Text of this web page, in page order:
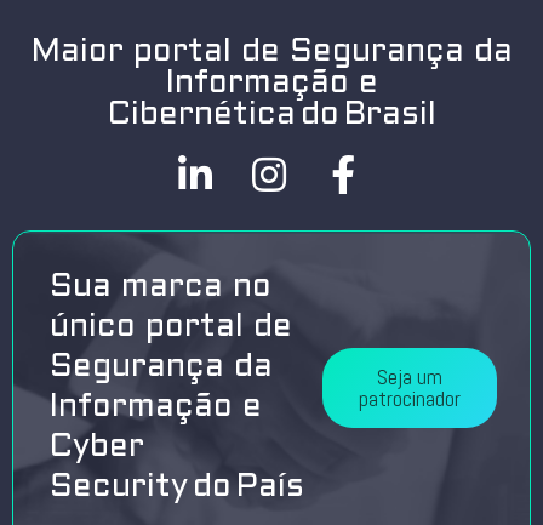
Maior portal de Segurança da
Informação e
Cibernética do Brasil
Sua marca no
único portal de
Segurança da
Informação e
Cyber
Security do País
Seja um
patrocinador